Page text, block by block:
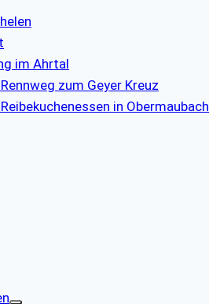
im Ahrtal
zum Geyer Kreuz
in Obermaubach